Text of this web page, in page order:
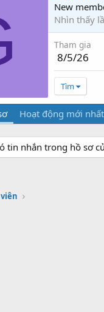
New
Nhìn thấy
Tham gia
8/5/26
Tìm
Hoạt động mới nhất
tin nhắn trong hồ sơ